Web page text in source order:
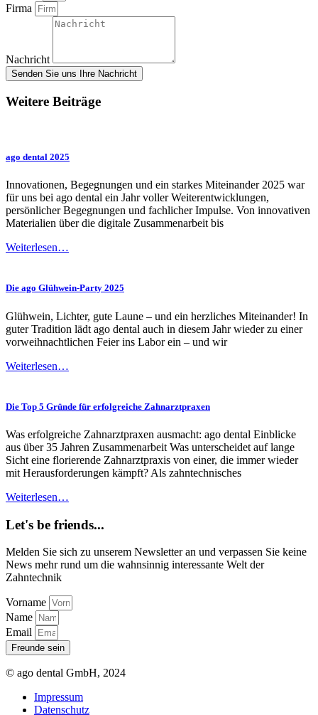
Firma
Nachricht
Senden Sie uns Ihre Nachricht
Weitere Beiträge
ago dental 2025
Innovationen, Begegnungen und ein starkes Miteinander 2025 war
für uns bei ago dental ein Jahr voller Weiterentwicklungen,
persönlicher Begegnungen und fachlicher Impulse. Von innovativen
Materialien über die digitale Zusammenarbeit bis
Weiterlesen…
Die ago Glühwein-Party 2025
Glühwein, Lichter, gute Laune – und ein herzliches Miteinander! In
guter Tradition lädt ago dental auch in diesem Jahr wieder zu einer
vorweihnachtlichen Feier ins Labor ein – und wir
Weiterlesen…
Die Top 5 Gründe für erfolgreiche Zahnarztpraxen
Was erfolgreiche Zahnarztpraxen ausmacht: ago dental Einblicke
aus über 35 Jahren Zusammenarbeit Was unterscheidet auf lange
Sicht eine florierende Zahnarztpraxis von einer, die immer wieder
mit Herausforderungen kämpft? Als zahntechnisches
Weiterlesen…
Let's be friends...
Melden Sie sich zu unserem Newsletter an und verpassen Sie keine
News mehr rund um die wahnsinnig interessante Welt der
Zahntechnik
Vorname
Name
Email
Freunde sein
© ago dental GmbH, 2024
Impressum
Datenschutz